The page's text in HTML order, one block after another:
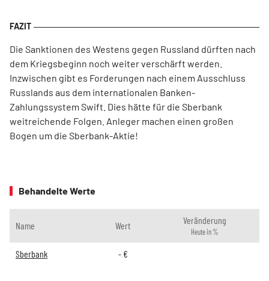
Die Sanktionen des Westens gegen Russland dürften nach
dem Kriegsbeginn noch weiter verschärft werden.
Inzwischen gibt es Forderungen nach einem Ausschluss
Russlands aus dem internationalen Banken-
Zahlungssystem Swift. Dies hätte für die Sberbank
weitreichende Folgen. Anleger machen einen großen
Bogen um die Sberbank-Aktie!
Behandelte Werte
Name Wert Veränderung
Heute in %
Sberbank -€